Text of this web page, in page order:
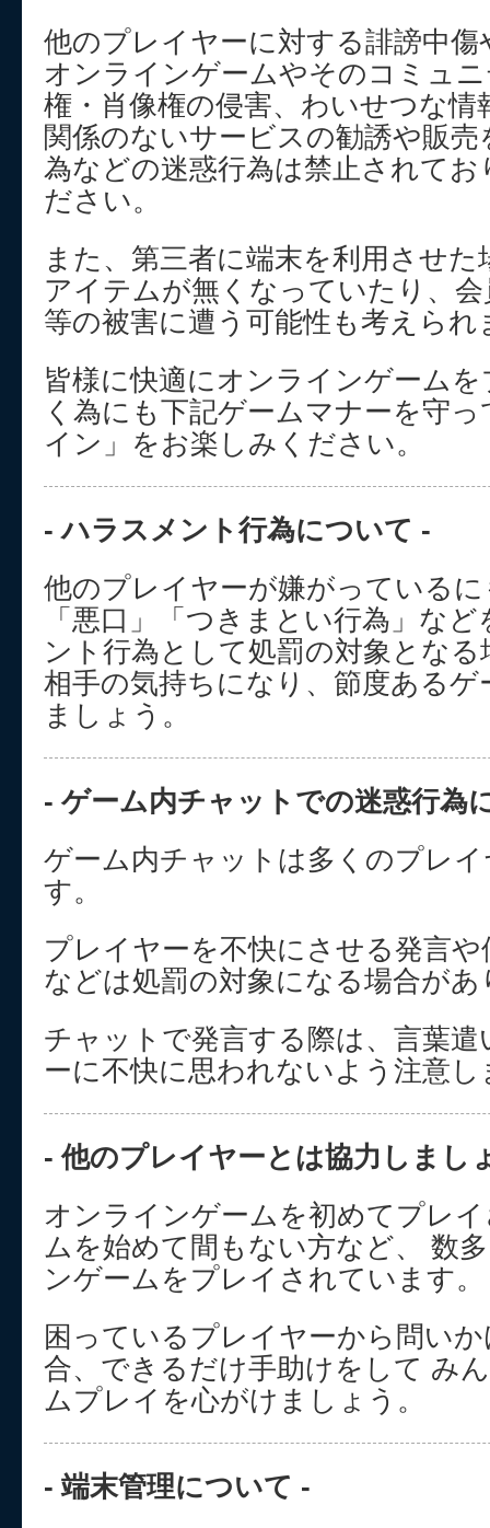
他のプレイヤーに対する誹謗中
オンラインゲームやそのコミュ
権・肖像権の侵害、わいせつな情
関係のないサービスの勧誘や販
為などの迷惑行為は禁止されて
ださい。
また、第三者に端末を利用させ
アイテムが無くなっていたり、
等の被害に遭う可能性も考えられ
皆様に快適にオンラインゲーム
く為にも下記ゲームマナーを守
イン」をお楽しみください。
- ハラスメント行為について -
他のプレイヤーが嫌がっている
「悪口」「つきまとい行為」な
ント行為として処罰の対象とな
相手の気持ちになり、節度ある
ましょう。
- ゲーム内チャットでの迷惑行為
ゲーム内チャットは多くのプレ
す。
プレイヤーを不快にさせる発言
などは処罰の対象になる場合があ
チャットで発言する際は、言葉
ーに不快に思われないよう注意
- 他のプレイヤーとは協力しまし
オンラインゲームを初めてプレ
ムを始めて間もない方など、 数
ンゲームをプレイされています。
困っているプレイヤーから問い
合、できるだけ手助けをして み
ムプレイを心がけましょう。
- 端末管理について -